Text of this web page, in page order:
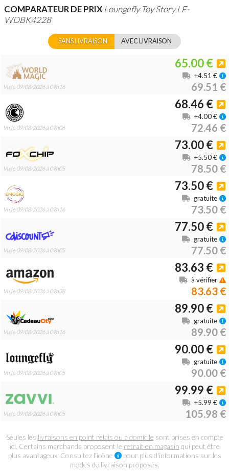
COMPARATEUR DE PRIX Loungefly Toy Story LF-
WDBK4228
SANS LIVRAISON AVEC LIVRAISON
Vu le 09/08/2026 à 09h16
65.00 €
69.51 €
+4.51 €
Vu le 09/08/2026 à 09h06
68.46 €
72.46 €
+4.00 €
Vu le 09/08/2026 à 09h05
73.00 €
78.50 €
+5.50 €
Vu le 09/08/2026 à 09h16
73.50 €
73.50 €
gratuite
Vu le 09/08/2026 à 09h05
77.50 €
77.50 €
gratuite
Vu le 09/08/2026 à 09h38
83.63 €
83.63 €
à vérifier
Vu le 09/08/2026 à 09h16
89.90 €
89.90 €
gratuite
Vu le 09/08/2026 à 09h05
90.00 €
90.00 €
gratuite
Vu le 09/08/2026 à 09h05
99.99 €
105.98 €
+5.99 €
Seules les livraisons en point relais ou à domicile sont prises en compte
ici. Certains marchands proposent le retrait en magasin qui peut être
plus avantageux. Consultez l'icône
pour plus d'informations sur les
modes de livraison proposés.